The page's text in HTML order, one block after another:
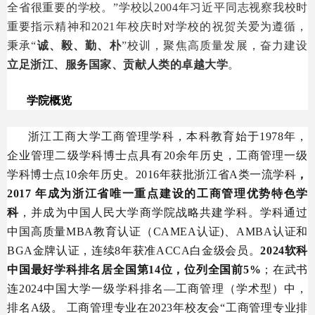
全省很重要的学校。”学校以2004年习近平同志视察我校时
重要指示精神和2021年校庆时对学校的祝贺关爱为遵循，
秉承“诚、毅、勤、朴”校训，聚焦高质量发展，奋力建设
立足浙江、服务国家、贡献人类的卓越大学。
学院概览
浙江工商大学工商管理学科，本科教育始于1978年，
企业管理二级学科博士点具有20余年历史，工商管理一级
学科博士点10余年历史。2016年获批浙江省A类一流学科 ，
2017 年成为浙江省唯一重点建设的工商管理优势特色学
科 ，并成为中国人民大学商学院战略共建学科。学科通过
中国高质量MBA教育认证（CAMEA认证)、AMBA认证和
BGA金牌认证，连续8年获准ACCA白金级会员。2024软科
中国最好学科排名居全国第14位，位列全国前5% ；在武书
连2024中国大学一级学科排名—工商管理（学术型）中，
排名A级。 工商管理专业在2023年校友会“工商管理专业排